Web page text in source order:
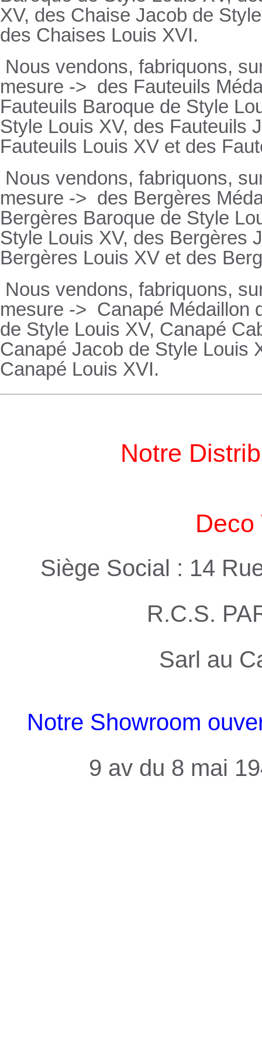
XV, des Chaise Jacob de
des Chaises Louis XVI.
Nous vendons, fabriquons,
mesure -> des Fauteuils
Fauteuils Baroque de Style
Style Louis XV, des Fauteuils
Fauteuils Louis XV et des
Nous vendons, fabriquons,
mesure -> des Bergères
Bergères Baroque de Style
Style Louis XV, des Bergères
Bergères Louis XV et des
Nous vendons, fabriquons,
mesure -> Canapé Médaillon
de Style Louis XV, Canapé
Canapé Jacob de Style Louis
Canapé Louis XVI.
Notre
Deco
Siège Social : 14
R.C.S.
Sarl au
Notre Showroom
9 av du 8 mai